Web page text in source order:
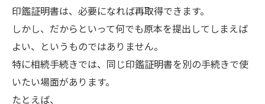
印鑑証明書は、必要になれば再取得できます。
しかし、だからといって何でも原本を提出してしまえば
よい、というものではありません。
特に相続手続きでは、同じ印鑑証明書を別の手続きで使
いたい場面があります。
たとえば、